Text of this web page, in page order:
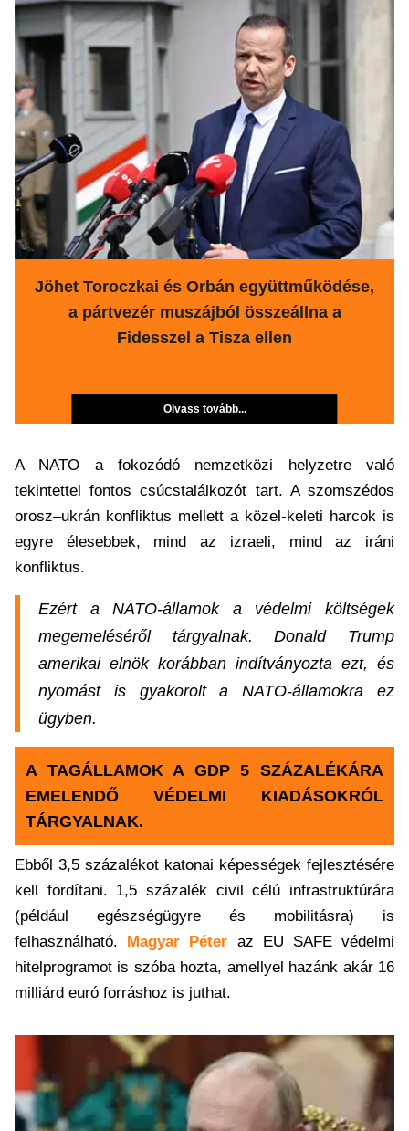
Jöhet Toroczkai és Orbán együttműködése,
a pártvezér muszájból összeállna a
Fidesszel a Tisza ellen
Olvass tovább...
A NATO a fokozódó nemzetközi helyzetre való
tekintettel fontos csúcstalálkozót tart. A szomszédos
orosz–ukrán konfliktus mellett a közel-keleti harcok is
egyre élesebbek, mind az izraeli, mind az iráni
konfliktus.
Ezért a NATO-államok a védelmi költségek
megemeléséről tárgyalnak. Donald Trump
amerikai elnök korábban indítványozta ezt, és
nyomást is gyakorolt a NATO-államokra ez
ügyben.
A TAGÁLLAMOK A GDP 5 SZÁZALÉKÁRA
EMELENDŐ VÉDELMI KIADÁSOKRÓL
TÁRGYALNAK.
Ebből 3,5 százalékot katonai képességek fejlesztésére
kell fordítani. 1,5 százalék civil célú infrastruktúrára
(például egészségügyre és mobilitásra) is
felhasználható. Magyar Péter az EU SAFE védelmi
hitelprogramot is szóba hozta, amellyel hazánk akár 16
milliárd euró forráshoz is juthat.